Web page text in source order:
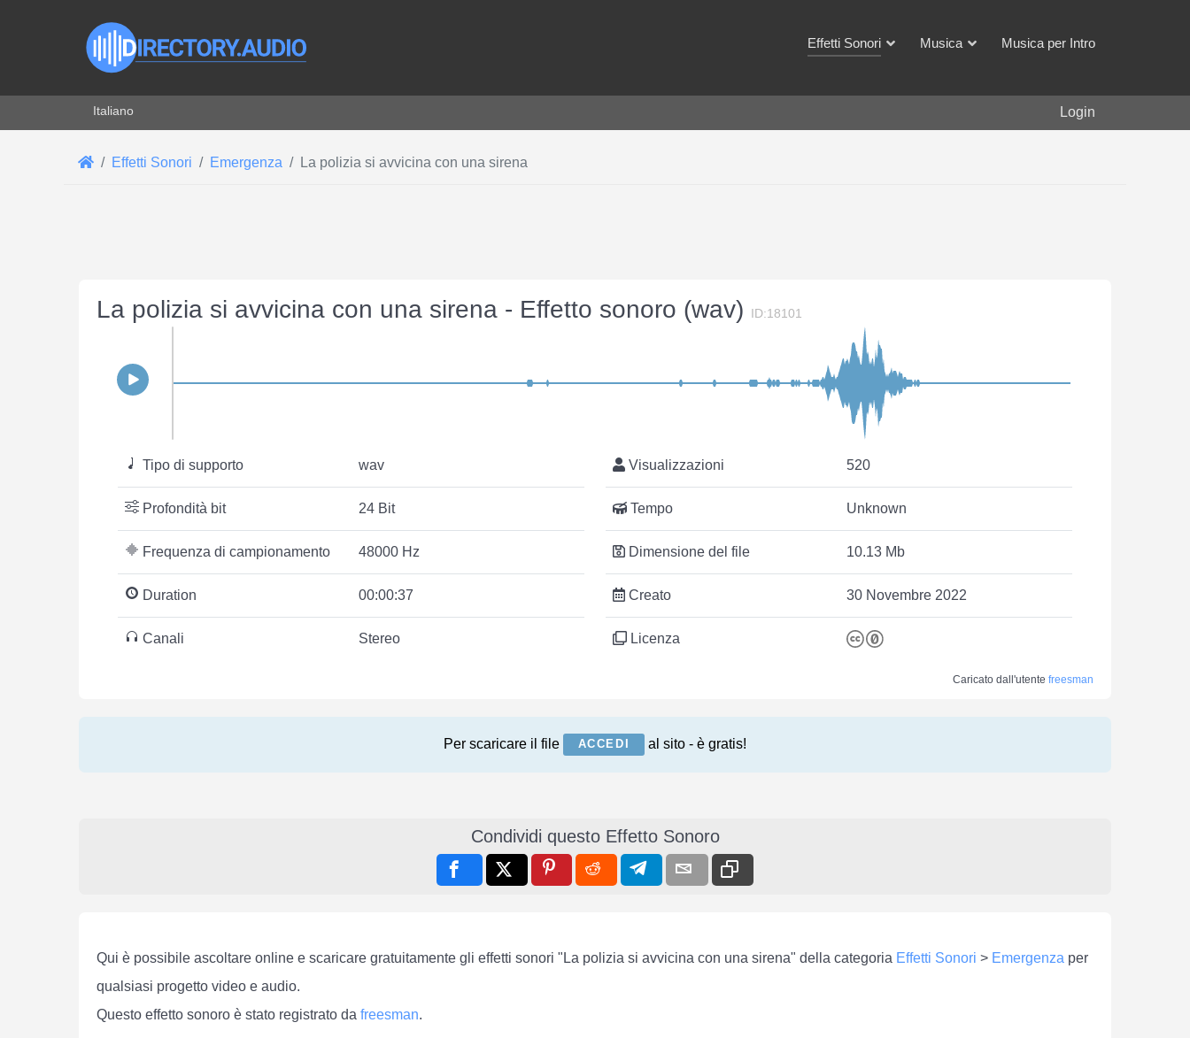
Effetti Sonori Musica Musica per Intro
Seleziona la tua lingua
Italiano Login
Effetti Sonori Emergenza La polizia si avvicina con una sirena
La polizia si avvicina con una sirena - Effetto sonoro (wav) ID:18101
Tipo di supporto wav
Profondità bit 24 Bit
Frequenza di campionamento 48000 Hz
Duration 00:00:37
Canali Stereo
Visualizzazioni 520
Tempo Unknown
Dimensione del file 10.13 Mb
Creato 30 Novembre 2022
Licenza
Caricato dall'utente freesman
Per scaricare il file ACCEDI al sito - è gratis!
Condividi questo Effetto Sonoro
Qui è possibile ascoltare online e scaricare gratuitamente gli effetti sonori "La polizia si avvicina con una sirena" della categoria Effetti Sonori > Emergenza per
qualsiasi progetto video e audio.
Questo effetto sonoro è stato registrato da freesman.